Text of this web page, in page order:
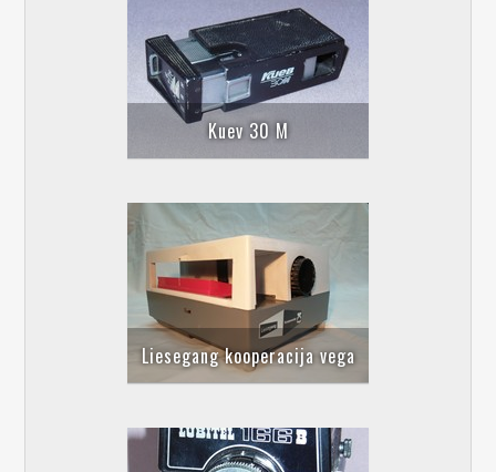
Kuev 30 M
Liesegang kooperacija vega